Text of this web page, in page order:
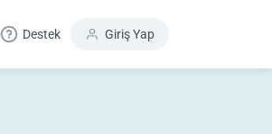
Destek Giriş Yap